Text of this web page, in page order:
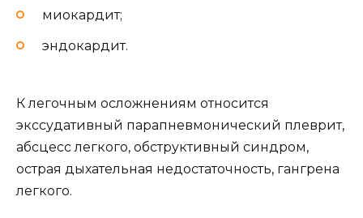
миокардит;
эндокардит.
К легочным осложнениям относится
экссудативный парапневмонический плеврит,
абсцесс легкого, обструктивный синдром,
острая дыхательная недостаточность, гангрена
легкого.